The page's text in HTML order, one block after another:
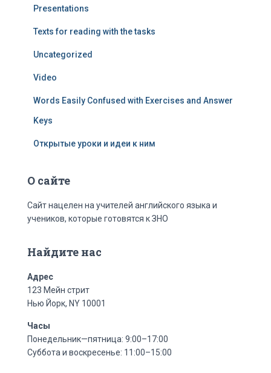
Presentations
Texts for reading with the tasks
Uncategorized
Video
Words Easily Confused with Exercises and Answer
Keys
Открытые уроки и идеи к ним
О сайте
Сайт нацелен на учителей английского языка и
учеников, которые готовятся к ЗНО
Найдите нас
Адрес
123 Мейн стрит
Нью Йорк, NY 10001
Часы
Понедельник—пятница: 9:00–17:00
Суббота и воскресенье: 11:00–15:00